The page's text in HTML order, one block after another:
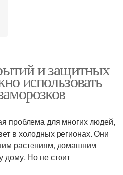
и защитных
использовать
проблема для многих людей,
в холодных регионах. Они
растениям, домашним
Но не стоит